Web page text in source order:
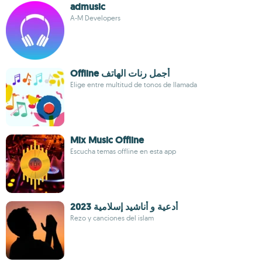
admusic
A-M Developers
Offline أجمل رنات الهاتف
Elige entre multitud de tonos de llamada
Mix Music Offline
Escucha temas offline en esta app
أدعية و أناشيد إسلامية 2023
Rezo y canciones del islam